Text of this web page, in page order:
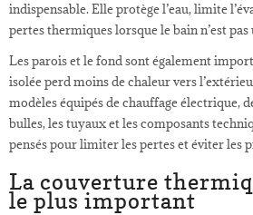
indispensable. Elle protège l’eau, limite
pertes thermiques lorsque le bain n’est pas
Les parois et le fond sont également
isolée perd moins de chaleur vers
modèles équipés de chauffage électrique,
bulles, les tuyaux et les composants
pensés pour limiter les pertes et éviter les
La couverture
le plus important